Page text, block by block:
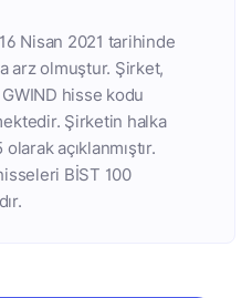
Nisan 2021 tarihinde
arz olmuştur. Şirket,
hisse kodu
Şirketin halka
açıklanmıştır.
BİST 100